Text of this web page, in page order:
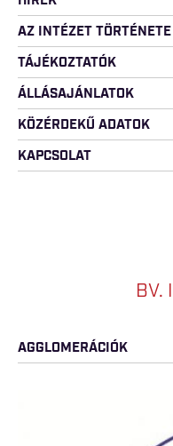
AZ INTÉZET TÖRTÉNETE
TÁJÉKOZTATÓK
ÁLLÁSAJÁNLATOK
KÖZÉRDEKŰ ADATOK
KAPCSOLAT
BV.
AGGLOMERÁCIÓK